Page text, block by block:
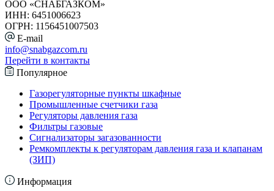
ООО «СНАБГАЗКОМ»
ИНН: 6451006623
ОГРН: 1156451007503
E-mail
info@snabgazcom.ru
Перейти в контакты
Популярное
Газорегуляторные пункты шкафные
Промышленные счетчики газа
Регуляторы давления газа
Фильтры газовые
Сигнализаторы загазованности
Ремкомплекты к регуляторам давления газа и клапанам
(ЗИП)
Информация